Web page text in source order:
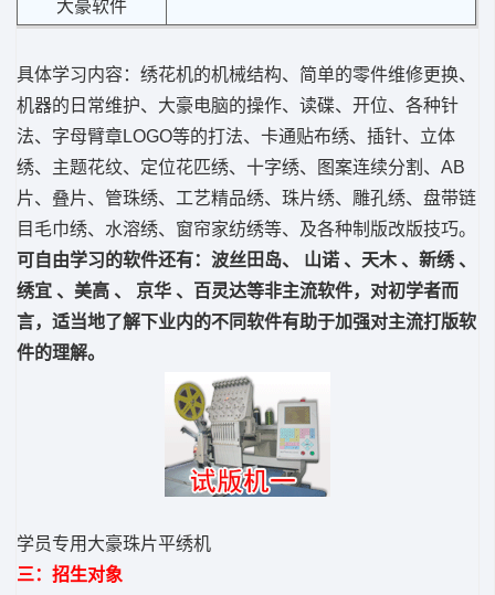
大豪软件
具体学习内容：绣花机的机械结构、简单的零件维修更换、
机器的日常维护、大豪电脑的操作、读碟、开位、各种针
法、字母臂章LOGO等的打法、卡通贴布绣、插针、立体
绣、主题花纹、定位花匹绣、十字绣、图案连续分割、AB
片、叠片、管珠绣、工艺精品绣、珠片绣、雕孔绣、盘带链
目毛巾绣、水溶绣、窗帘家纺绣等、及各种制版改版技巧。
可自由学习的软件还有：波丝田岛、 山诺 、天木 、新绣 、
绣宜 、美高 、 京华 、百灵达等非主流软件，对初学者而
言，适当地了解下业内的不同软件有助于加强对主流打版软
件的理解。
学员专用大豪珠片平绣机
三：招生对象